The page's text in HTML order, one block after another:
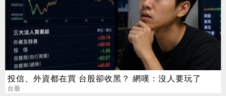
投信、外資都在買 台股卻收黑？ 網嘆：沒人要玩了
台股